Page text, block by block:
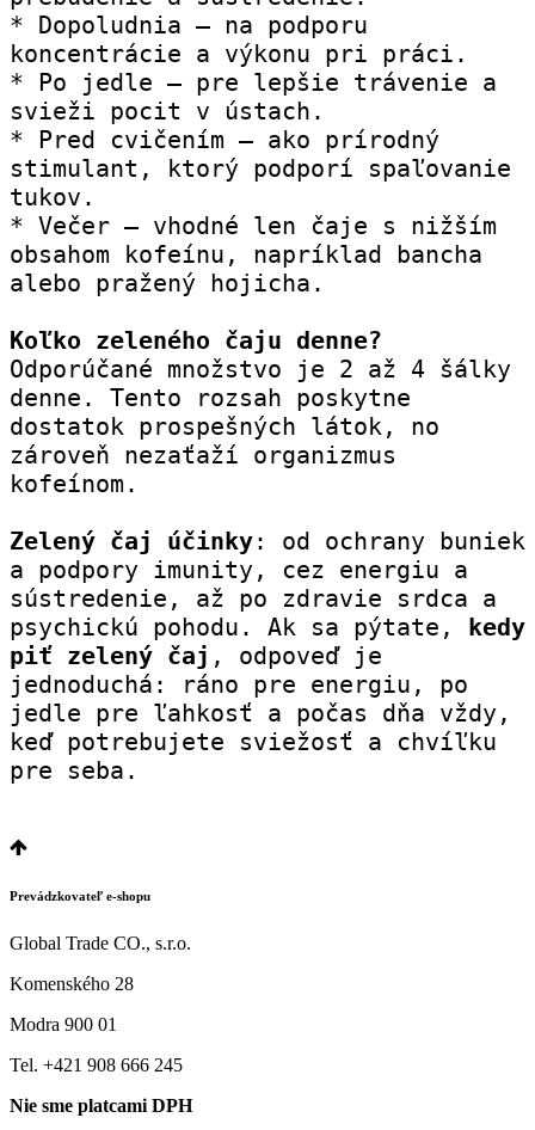
* Dopoludnia – na podporu
koncentrácie a výkonu pri práci.
* Po jedle – pre lepšie trávenie a
svieži pocit v ústach.
* Pred cvičením – ako prírodný
stimulant, ktorý podporí spaľovanie
tukov.
* Večer – vhodné len čaje s nižším
obsahom kofeínu, napríklad bancha
alebo pražený hojicha.
Koľko zeleného čaju denne?
Odporúčané množstvo je 2 až 4 šálky
denne. Tento rozsah poskytne
dostatok prospešných látok, no
zároveň nezaťaží organizmus
kofeínom.
Zelený čaj účinky: od ochrany buniek
a podpory imunity, cez energiu a
sústredenie, až po zdravie srdca a
psychickú pohodu. Ak sa pýtate, kedy
piť zelený čaj , odpoveď je
jednoduchá: ráno pre energiu, po
jedle pre ľahkosť a počas dňa vždy,
keď potrebujete sviežosť a chvíľku
pre seba.
Prevádzkovateľ e-shopu
Global Trade CO., s.r.o.
Komenského 28
Modra 900 01
Tel. +421 908 666 245
Nie sme platcami DPH